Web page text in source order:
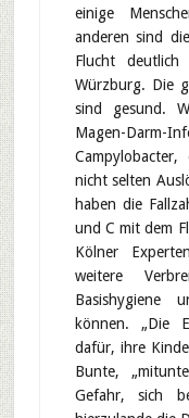
einige
anderen sind
Flucht
Würzburg. Die
sind gesund.
Magen-Darm-
nicht selten
haben die
und C mit dem
Kölner
weitere
Basishygiene
können. „Die
dafür, ihre
Bunte,
Gefahr, sich